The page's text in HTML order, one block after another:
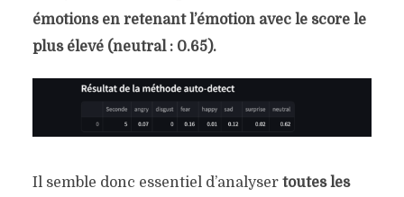
émotions en retenant l’émotion avec le score le
plus élevé (neutral : 0.65).
Il semble donc essentiel d’analyser toutes les